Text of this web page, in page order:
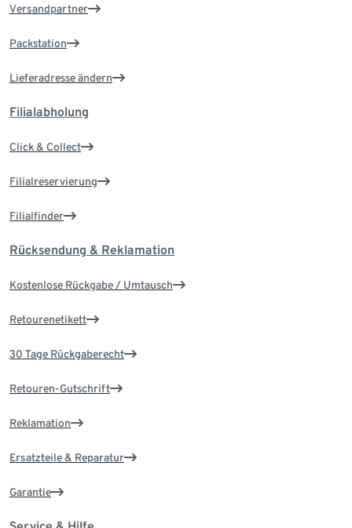
Versandpartner
Packstation
Lieferadresse ändern
Filialabholung
Click & Collect
Filialreservierung
Filialfinder
Rücksendung & Reklamation
Kostenlose Rückgabe / Umtausch
Retourenetikett
30 Tage Rückgaberecht
Retouren-Gutschrift
Reklamation
Ersatzteile & Reparatur
Garantie